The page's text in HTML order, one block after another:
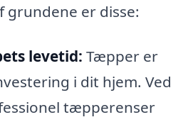
grundene er disse:
levetid: Tæpper er
i dit hjem. Ved
tæpperenser